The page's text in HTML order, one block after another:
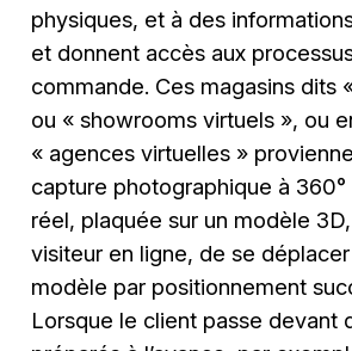
physiques, et à des
et donnent accès aux
commande. Ces magasins dits
ou « showrooms virtuels », ou
« agences virtuelles »
capture photographique à 360°
réel, plaquée sur un modèle
visiteur en ligne, de se déplacer
modèle par positionnement
Lorsque le client passe devant